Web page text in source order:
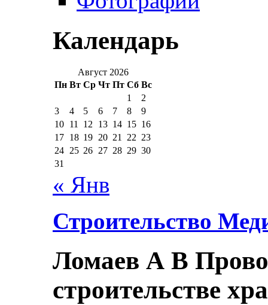
Календарь
Август 2026
Пн Вт Ср Чт Пт Сб Вс
1
2
3
4 5 6 7 8
9
10 11 12 13 14 15 16
17 18 19 20 21 22 23
24 25 26 27 28 29 30
31
« Янв
Строительство
Ломаев А В
строительстве